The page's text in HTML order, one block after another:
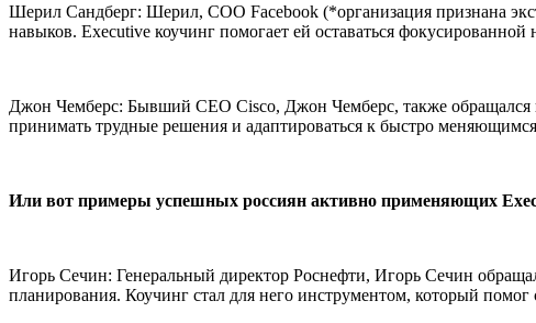
Шерил Сандберг: Шерил, COO Facebook (*организация признана
навыков. Executive коучинг помогает ей оставаться
Джон Чемберс: Бывший CEO Cisco, Джон Чемберс, также обращался
принимать трудные решения и адаптироваться к быстро
Или вот примеры успешных россиян активно применяющих
Игорь Сечин: Генеральный директор Роснефти, Игорь Сечин
планирования. Коучинг стал для него инструментом, который